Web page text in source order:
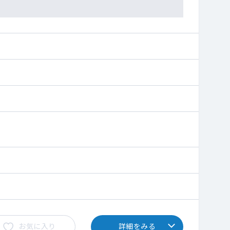
お気に入り 詳細をみる